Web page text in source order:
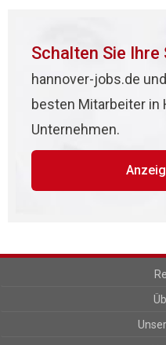
Schalten Sie
hannover-jobs.de
besten Mitarbeiter in
Unternehmen.